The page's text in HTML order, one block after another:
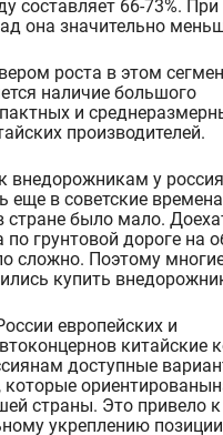
составляет 66-73%. При
она значительно
роста в этом
ется наличие большого
хи
ихпроизводителей.
внедорожникам у
еще в советские
стране было мало.
по грунтовой дороге на
сложно. Поэтому
купить
европейских и
китайские
доступные
которые ориентированы
страны. Это привело
укреплениюпозиции